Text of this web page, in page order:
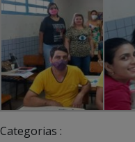
Categorias :